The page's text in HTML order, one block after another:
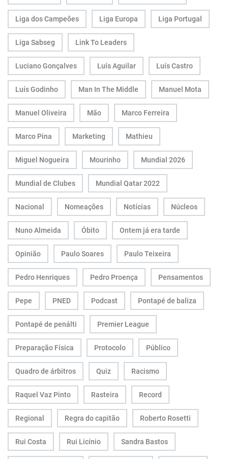
Liga dos Campeões Liga Europa Liga Portugal
Liga Sabseg Link To Leaders
Luciano Gonçalves Luís Aguilar Luís Castro
Luís Godinho Man In The Middle Manuel Mota
Manuel Oliveira Mão Marco Ferreira
Marco Pina Marketing Mathieu
Miguel Nogueira Mourinho Mundial 2026
Mundial de Clubes Mundial Qatar 2022
Nacional Nomeações Notícias Núcleos
Nuno Almeida Óbito Ontem já era tarde
Opinião Paulo Soares Paulo Teixeira
Pedro Henriques Pedro Proença Pensamentos
Pepe PNED Podcast Pontapé de baliza
Pontapé de penálti Premier League
Preparação Física Protocolo Público
Quadro de árbitros Quiz Racismo
Raquel Vaz Pinto Rasteira Record
Regional Regra do capitão Roberto Rosetti
Rui Costa Rui Licínio Sandra Bastos